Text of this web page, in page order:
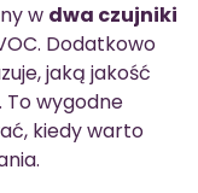
w dwa czujniki
Dodatkowo
jaką jakość
To wygodne
kiedy warto